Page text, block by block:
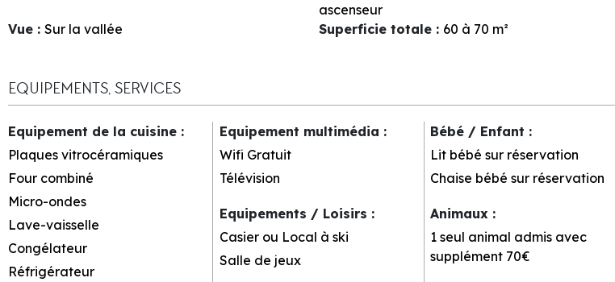
ascenseur
Vue : Sur la vallée Superficie totale : 60 à 70 m²
EQUIPEMENTS, SERVICES
Equipement de la cuisine :
Plaques vitrocéramiques
Four combiné
Micro-ondes
Lave-vaisselle
Congélateur
Réfrigérateur
Equipement multimédia :
Wifi Gratuit
Télévision
Equipements / Loisirs :
Casier ou Local à ski
Salle de jeux
Bébé / Enfant :
Lit bébé sur réservation
Chaise bébé sur réservation
Animaux :
1 seul animal admis avec
supplément 70€